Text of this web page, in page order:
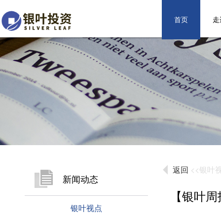
首页
新闻动态
银叶视点
返回 <<银叶
【银叶